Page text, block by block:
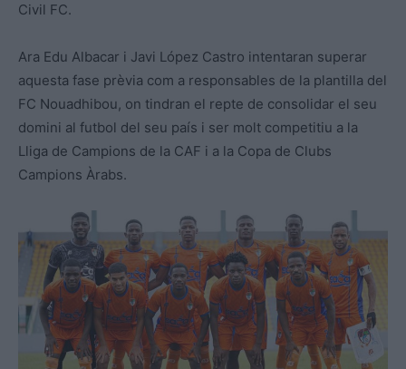
Civil FC.
Ara Edu Albacar i Javi López Castro intentaran superar
aquesta fase prèvia com a responsables de la plantilla del
FC Nouadhibou, on tindran el repte de consolidar el seu
domini al futbol del seu país i ser molt competitiu a la
Lliga de Campions de la CAF i a la Copa de Clubs
Campions Àrabs.